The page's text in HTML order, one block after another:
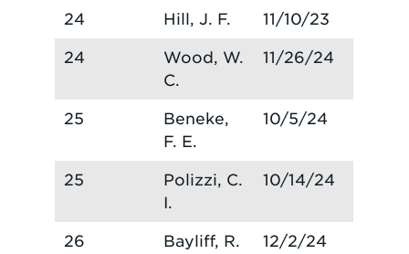
24 Hill, J. F. 11/10/23
24
Wood, W.
C.
11/26/24
25
Beneke,
F. E.
10/5/24
25
Polizzi, C.
I.
10/14/24
26
Bayliff, R.
12/2/24